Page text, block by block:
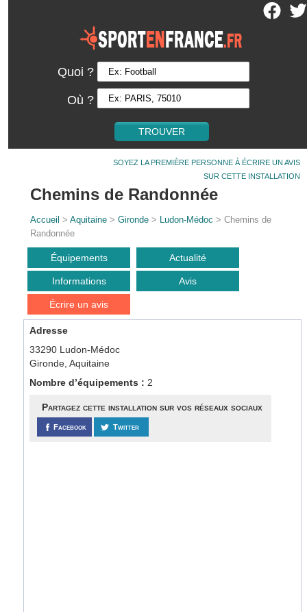
Quoi ?
Où ?
SOYEZ LA PREMIÈRE PERSONNE À ÉCRIRE UN AVIS
SUR CETTE INSTALLATION
Chemins de Randonnée
Accueil >Aquitaine >Gironde > Ludon-Médoc > Chemins de
Randonnée
Équipements Actualité
Informations Avis
Écrire un avis
Adresse
33290 Ludon-Médoc
Gironde, Aquitaine
Nombre d’équipements : 2
Partagez cette installation sur vos réseaux sociaux
Facebook Twitter